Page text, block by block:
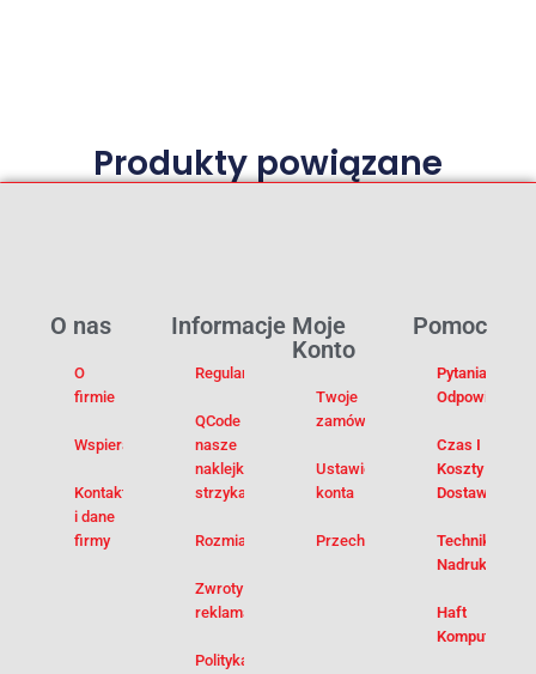
Produkty powiązane
Pomoc
Pytania I
Odpowiedzi
Czas I
Koszty
Dostawy
Techniki
Nadruku
Haft
Komputerowy
Moje
Konto
Twoje
zamówienia
Ustawienia
konta
Przechowalnia
Informacje
Regulamin
QCode –
nasze
naklejki na
strzykawki
Rozmiarówka
Zwroty i
reklamacje
Polityka
O nas
O
firmie
Wspieramy
Kontakt
i dane
firmy